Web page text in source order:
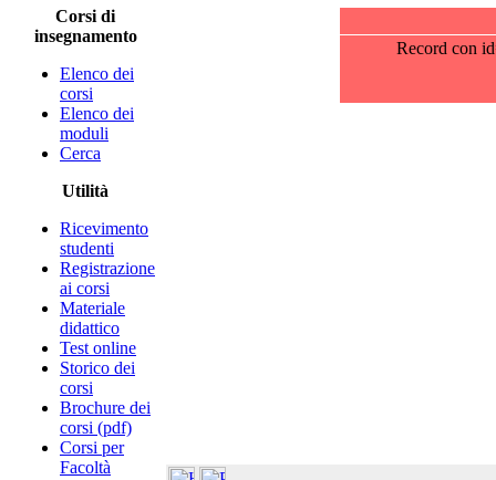
Corsi di
insegnamento
Elenco dei
corsi
Elenco dei
moduli
Cerca
Utilità
Ricevimento
studenti
Registrazione
ai corsi
Materiale
didattico
Test online
Storico dei
corsi
Brochure dei
corsi (pdf)
Corsi per
Facoltà
Record con